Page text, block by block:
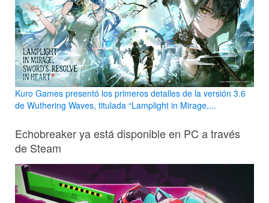
Kuro Games presentó los primeros detalles de la versión 3.6
de Wuthering Waves, titulada “Lamplight in Mirage,...
Echobreaker ya está disponible en PC a través
de Steam